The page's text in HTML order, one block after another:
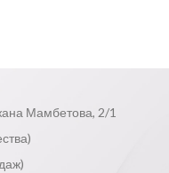
Мамбетова, 2/1